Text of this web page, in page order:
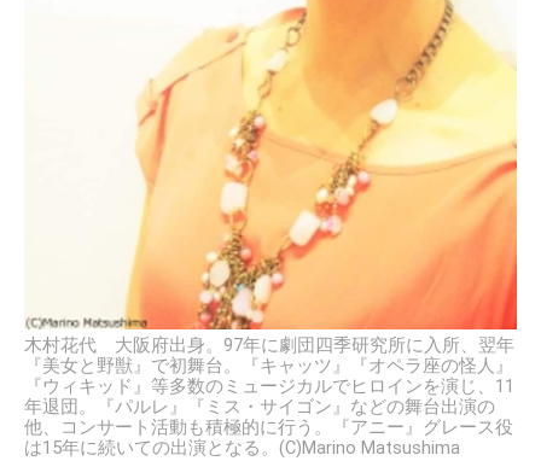
木村花代 大阪府出身。97年に劇団四季研究所に入所、翌年
『美女と野獣』で初舞台。『キャッツ』『オペラ座の怪人』
『ウィキッド』等多数のミュージカルでヒロインを演じ、11
年退団。『パルレ』『ミス・サイゴン』などの舞台出演の
他、コンサート活動も積極的に行う。『アニー』グレース役
は15年に続いての出演となる。(C)Marino Matsushima